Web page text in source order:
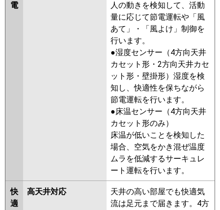
三菱電機 PLZ-ERMP50L5 PLZ-ERMP50LE5
PLZ-ERMP50L4 PLZ-ERMP50LE4
PLZ-ERMP50LE3
PLZ-ERMP50L3
PLZ-ERMP50LE2
PLZ-ERMP50L2
PLZ-ERMP50LEZ
PLZ-ERMP50LZ
PLZ-ERMP50LEY PLZ-ERMP50LY
PLZ-ERMP50LEV PLZ-ERMP50LV
PLZ-ERMP50LR PLZ-
ERMP50LER
RCID-GP50RSH9 RCID-GP50RSH8
RCID-GP50RSH7 RCID-GP50RSH6
RCID-GP50RSH5 RCID-GP50RSH4
RCID-GP50RSH3 RCID-
GP50RSH2
三菱重工
FDTWV505HA5SA-rak
FDTWV505HA5SA
電
人の動きを検知して、活動
量に応じて節電運転や「風
あて」・「風よけ」制御を
行います。
●湿度センサー（4方向天井
カセット形・2方向天井カセ
ット形・壁掛形）湿度を検
知し、快適性を保ちながら
節電運転を行います。
●床温センサー（4方向天井
カセット形のみ）
床温が低いことを検知した
場合、空気をかき混ぜ温度
ムラを低減するサーキュレ
ート運転を行います。
快
適
高天井対応
天井の高い部屋でも快適気
流は足元まで届きます。4方